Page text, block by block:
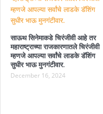
साऊथ सिनेमाकडे चिरंजीवी आहे तर
महाराष्ट्राच्या राजकारणातले चिरंजीवी
म्हणजे आपल्या सर्वांचे लाडके डॅशिंग
सुधीर भाऊ मुनगंटीवार.
December 16, 2024